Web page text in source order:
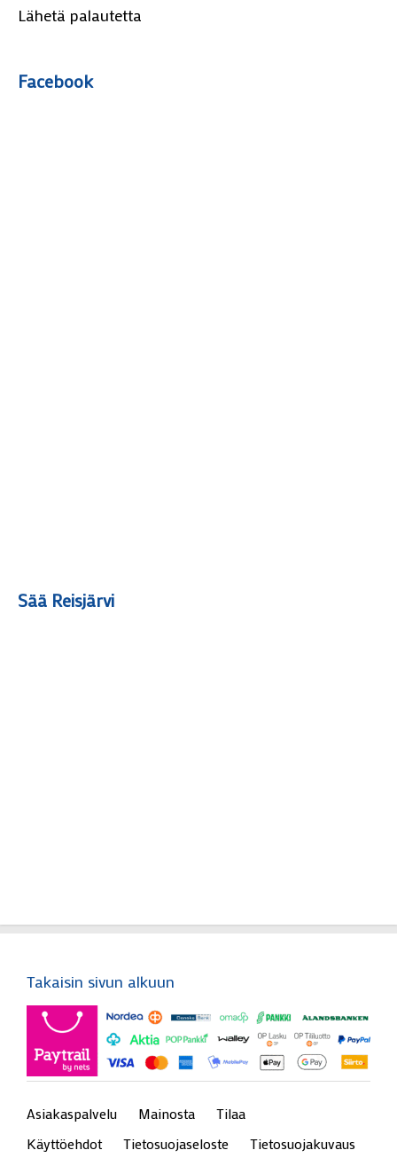
Lähetä palautetta
Facebook
Sää Reisjärvi
Takaisin sivun alkuun
Asiakaspalvelu Mainosta
Tilaa
Käyttöehdot
Tietosuojaseloste
Tietosuojakuvaus